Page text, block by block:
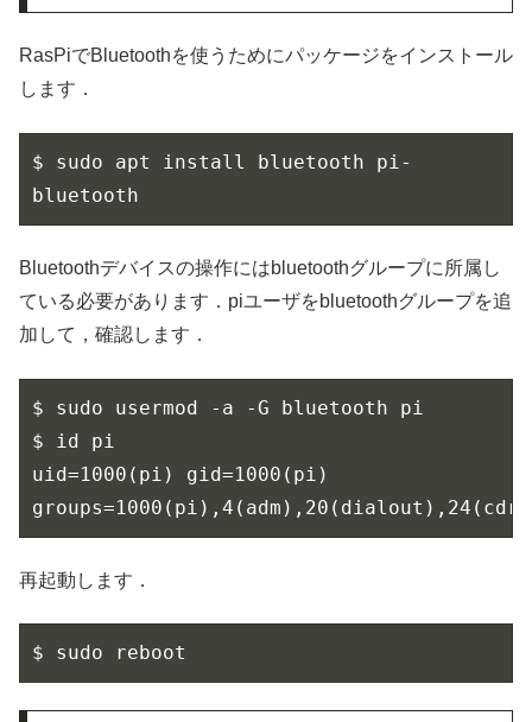
RasPiでBluetoothを使うためにパッケージをインストール
します．
$ sudo apt install bluetooth pi-
bluetooth
Bluetoothデバイスの操作にはbluetoothグループに所属し
ている必要があります．piユーザをbluetoothグループを追
加して，確認します．
$ sudo usermod -a -G bluetooth pi
$ id pi
uid=1000(pi) gid=1000(pi)
再起動します．
$ sudo reboot